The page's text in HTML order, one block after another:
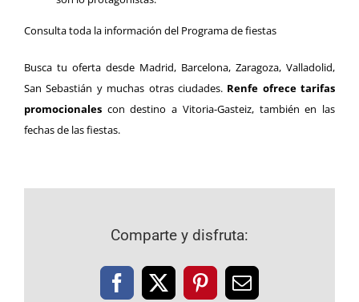
Consulta toda la información del Programa de fiestas
Busca tu oferta desde Madrid, Barcelona, Zaragoza, Valladolid,
San Sebastián y muchas otras ciudades. Renfe ofrece tarifas
promocionales con destino a Vitoria-Gasteiz, también en las
fechas de las fiestas.
Comparte y disfruta:
Facebook
X PinterestCorreo